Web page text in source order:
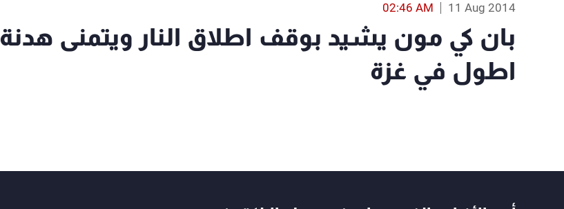
11 Aug 2014
02:46 AM
بان كي مون يشيد بوقف اطلاق النار ويتمنى هدنة
اطول في غزة